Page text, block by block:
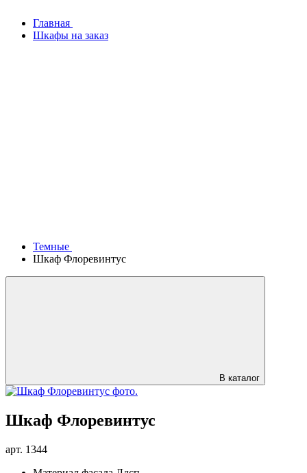
Главная
Шкафы на заказ
Темные
Шкаф Флоревинтус
В каталог
Шкаф Флоревинтус
арт. 1344